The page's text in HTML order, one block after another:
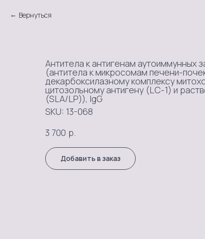
Вернуться
Антитела к антигенам аутоиммунных
(антитела к микросомам печени-
декарбоксилазному комплексу
цитозольному антигену (LC-1) и
(SLA/LP)), IgG
SKU: 13-068
3 700 р.
Добавить в заказ